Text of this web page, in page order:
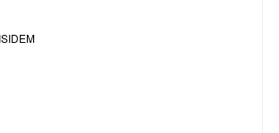
ISIDEM